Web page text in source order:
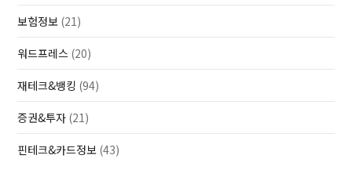
보험정보 (21)
워드프레스 (20)
재테크&뱅킹 (94)
증권&투자 (21)
핀테크&카드정보 (43)